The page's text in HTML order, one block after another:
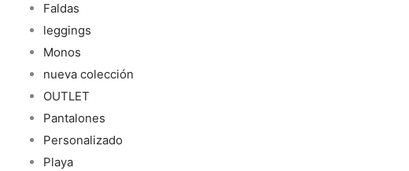
Faldas
leggings
Monos
nueva colección
OUTLET
Pantalones
Personalizado
Playa